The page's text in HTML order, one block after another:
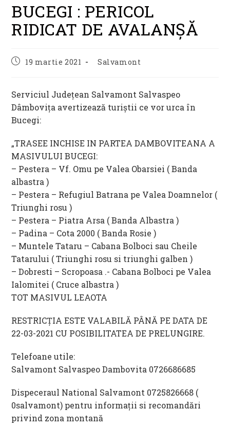
BUCEGI : PERICOL
RIDICAT DE AVALANȘĂ
Post19 martie 2021
Post
Salvamont
Serviciul Județean Salvamont Salvaspeo
Dâmbovița avertizează turiștii ce vor urca în
Bucegi:
„TRASEE INCHISE IN PARTEA DAMBOVITEANA A
MASIVULUI BUCEGI:
– Pestera – Vf. Omu pe Valea Obarsiei ( Banda
albastra )
– Pestera – Refugiul Batrana pe Valea Doamnelor (
Triunghi rosu )
– Pestera – Piatra Arsa ( Banda Albastra )
– Padina – Cota 2000 ( Banda Rosie )
– Muntele Tataru – Cabana Bolboci sau Cheile
Tatarului ( Triunghi rosu si triunghi galben )
– Dobresti – Scropoasa .- Cabana Bolboci pe Valea
Ialomitei ( Cruce albastra )
TOT MASIVUL LEAOTA
RESTRICȚIA ESTE VALABILĂ PÂNĂ PE DATA DE
22-03-2021 CU POSIBILITATEA DE PRELUNGIRE.
Telefoane utile:
Salvamont Salvaspeo Dambovita 0726686685
Dispeceraul National Salvamont 0725826668 (
0salvamont) pentru informaţii si recomandări
privind zona montană